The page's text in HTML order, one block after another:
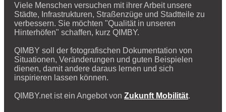
Viele Menschen versuchen mit ihrer Arbeit unsere
Städte, Infrastrukturen, Straßenzüge und Stadtteile zu
verbessern. Sie möchten "Qualität in unseren
Hinterhöfen" schaffen, kurz QIMBY.
QIMBY soll der fotografischen Dokumentation von
Situationen, Veränderungen und guten Beispielen
dienen, damit andere daraus lernen und sich
inspirieren lassen können.
QIMBY.net ist ein Angebot von Zukunft Mobilität.